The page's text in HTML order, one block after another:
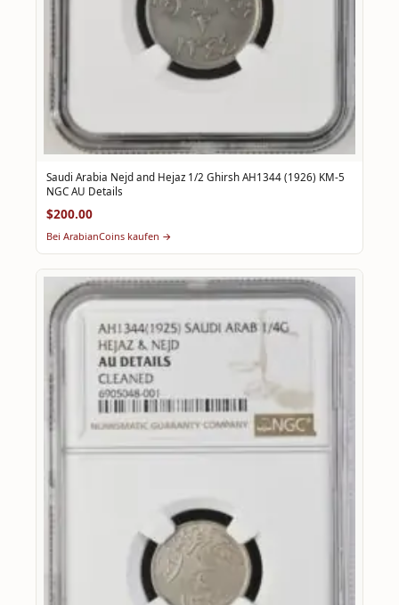
Saudi Arabia Nejd and Hejaz 1/2 Ghirsh AH1344 (1926) KM-5
NGC AU Details
$200.00
Bei ArabianCoins kaufen →